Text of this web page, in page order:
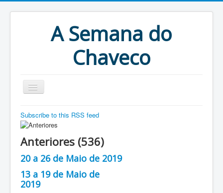
A Semana do
Chaveco
Home
Anteriores
Antigonas
Subscribe to this RSS feed
Anteriores (536)
20 a 26 de Maio de 2019
13 a 19 de Maio de
2019